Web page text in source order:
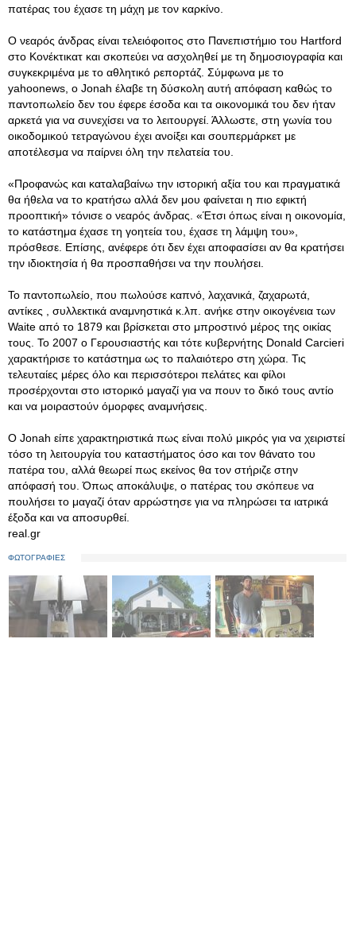
πατέρας του έχασε τη μάχη με τον καρκίνο.
Ο νεαρός άνδρας είναι τελειόφοιτος στο Πανεπιστήμιο του Hartford
στο Κονέκτικατ και σκοπεύει να ασχοληθεί με τη δημοσιογραφία και
συγκεκριμένα με το αθλητικό ρεπορτάζ. Σύμφωνα με το
yahoonews, ο Jonah έλαβε τη δύσκολη αυτή απόφαση καθώς το
παντοπωλείο δεν του έφερε έσοδα και τα οικονομικά του δεν ήταν
αρκετά για να συνεχίσει να το λειτουργεί. Άλλωστε, στη γωνία του
οικοδομικού τετραγώνου έχει ανοίξει και σουπερμάρκετ με
αποτέλεσμα να παίρνει όλη την πελατεία του.
«Προφανώς και καταλαβαίνω την ιστορική αξία του και πραγματικά
θα ήθελα να το κρατήσω αλλά δεν μου φαίνεται η πιο εφικτή
προοπτική» τόνισε ο νεαρός άνδρας. «Έτσι όπως είναι η οικονομία,
το κατάστημα έχασε τη γοητεία του, έχασε τη λάμψη του»,
πρόσθεσε. Επίσης, ανέφερε ότι δεν έχει αποφασίσει αν θα κρατήσει
την ιδιοκτησία ή θα προσπαθήσει να την πουλήσει.
Το παντοπωλείο, που πωλούσε καπνό, λαχανικά, ζαχαρωτά,
αντίκες , συλλεκτικά αναμνηστικά κ.λπ. ανήκε στην οικογένεια των
Waite από το 1879 και βρίσκεται στο μπροστινό μέρος της οικίας
τους. Το 2007 ο Γερουσιαστής και τότε κυβερνήτης Donald Carcieri
χαρακτήρισε το κατάστημα ως το παλαιότερο στη χώρα. Τις
τελευταίες μέρες όλο και περισσότεροι πελάτες και φίλοι
προσέρχονται στο ιστορικό μαγαζί για να πουν το δικό τους αντίο
και να μοιραστούν όμορφες αναμνήσεις.
Ο Jonah είπε χαρακτηριστικά πως είναι πολύ μικρός για να χειριστεί
τόσο τη λειτουργία του καταστήματος όσο και τον θάνατο του
πατέρα του, αλλά θεωρεί πως εκείνος θα τον στήριζε στην
απόφασή του. Όπως αποκάλυψε, ο πατέρας του σκόπευε να
πουλήσει το μαγαζί όταν αρρώστησε για να πληρώσει τα ιατρικά
έξοδα και να αποσυρθεί.
real.gr
ΦΩΤΟΓΡΑΦΙΕΣ